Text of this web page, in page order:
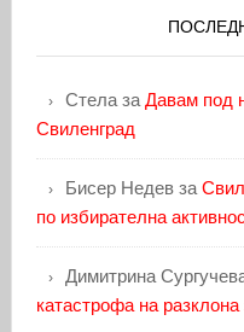
Стелаза Давам под
Свиленград
Бисер Недевза
по избирателна
Димитрина
катастрофа на